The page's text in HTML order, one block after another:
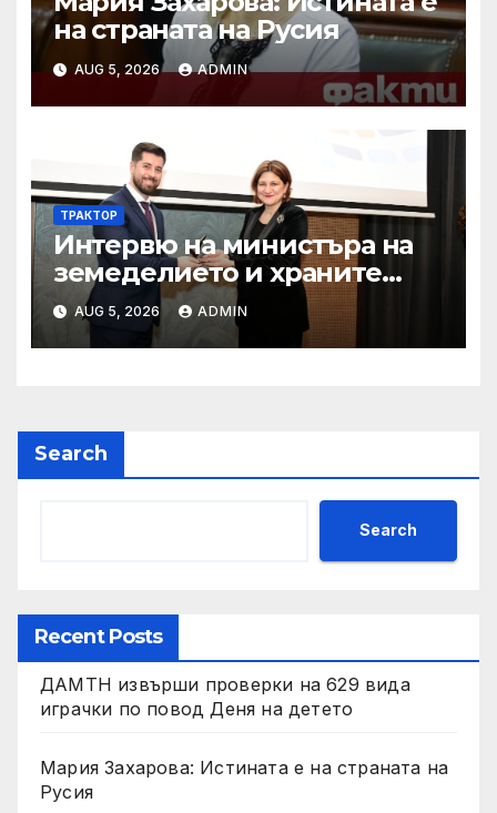
на страната на Русия
AUG 5, 2026 ADMIN
ТРАКТОР
Интервю на министъра на
земеделието и храните
Пламен Абровски в
предаването “Денят ON
AIR” по Bulgaria on air
AUG 5, 2026 ADMIN
Search
Search
Recent Posts
ДАМТН извърши проверки на 629 вида
играчки по повод Деня на детето
Мария Захарова: Истината е на страната на
Русия